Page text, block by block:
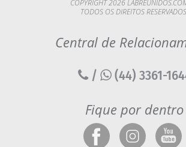
COPYRIGHT 2026
TODOS OS DIREITOS
Central de
/ (44) 3361-
Fique por dentro